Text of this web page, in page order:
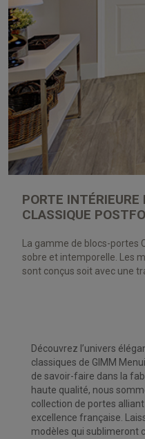
PORTE
CLASSIQUE
La gamme de blocs-portes
sobre et intemporelle. Les
sont conçus soit avec une
Découvrez l’univers
classiques de GIMM
de savoir-faire dans la
haute qualité, nous
collection de portes
excellence française.
modèles qui sublimeront